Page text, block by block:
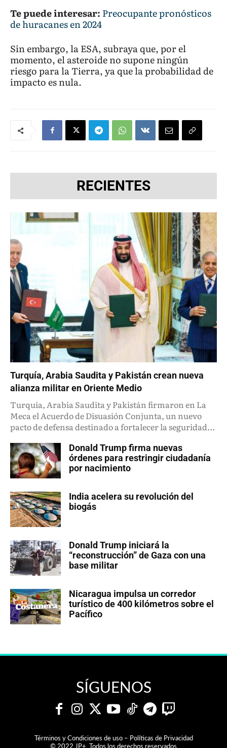
Te puede interesar: Preocupante pronósticos
de huracanes en 2024
Sin embargo, la ESA, subraya que, por el
momento, el asteroide no supone ningún
riesgo para la Tierra, ya que la probabilidad de
impacto es nula.
RECIENTES
Turquía, Arabia Saudita y Pakistán crean nueva
alianza militar en Oriente Medio
Turquía, Arabia Saudita y Pakistán firmaron en La
Meca el Acuerdo de Disuasión Conjunta, un nuevo
pacto de defensa destinado a fortalecer la seguridad...
Donald Trump firma nuevas
órdenes para restringir ciudadanía
por nacimiento
India acelera su revolución del
biogás
Donald Trump iniciará la
“reconstrucción” de Gaza con una
base militar
Nicaragua impulsa un corredor
turístico de 400 kilómetros sobre el
Pacífico
SÍGUENOS
Términos y Condiciones de uso – Políticas de Privacidad
© 2022 JP+. Todos los derechos reservados